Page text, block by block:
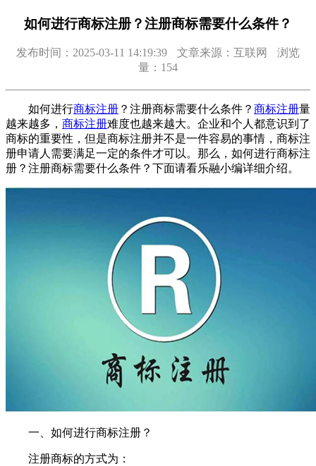
如何进行商标注册？注册商标需要什么条件？
发布时间：2025-03-11 14:19:39 文章来源：互联网
浏览
量：154
如何进行商标注册 ？注册商标需要什么条件？ 商标注册量
越来越多， 商标注册难度也越来越大。企业和个人都意识到了
商标的重要性，但是商标注册并不是一件容易的事情，商标注
册申请人需要满足一定的条件才可以。那么，如何进行商标注
册？注册商标需要什么条件？下面请看乐融小编详细介绍。
一、如何进行商标注册？
注册商标的方式为：